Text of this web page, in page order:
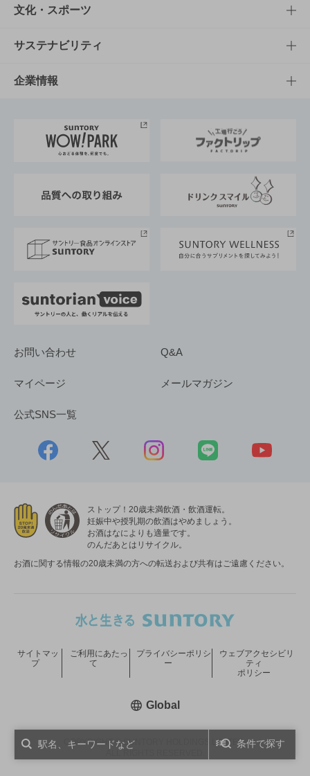
条件で探す
商品一覧
商品発売情報
栄養成分一覧
知る・楽しむTOP
キャンペーン
工場見学
地域情報
文化・スポーツ
文化・スポーツTOP
サントリーホール
サントリーサンバーズ大阪
サステナビリティ
サステナビリティTOP
サントリーが考えるサステナビリティ経営
企業情報
企業概要
採用情報
お問い合わせ Q&A
マイページ メールマガジン
公式SNS一覧
ストップ！20歳未満飲酒・飲酒運転。
妊娠中や授乳期の飲酒はやめましょう。
お酒はなによりも適量です。
のんだあとはリサイクル。
お酒に関する情報の20歳未満の方への転送および共有はご遠慮ください。
COPYRIGHT © SUNTORY HOLDINGS LIMITED.
サイトマッ
プ
ご利用にあたっ
て
プライバシーポリシ
ー
ウェブアクセシビリ
ティ
ポリシー
Global新しいウィンドウで開く